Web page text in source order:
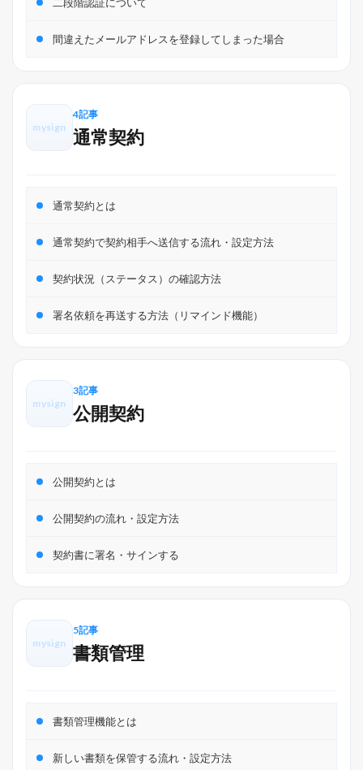
二段階認証について
間違えたメールアドレスを登録してしまった場合
mysign
4記事
通常契約
通常契約とは
通常契約で契約相手へ送信する流れ・設定方法
契約状況（ステータス）の確認方法
署名依頼を再送する方法（リマインド機能）
mysign
3記事
公開契約
公開契約とは
公開契約の流れ・設定方法
契約書に署名・サインする
mysign
5記事
書類管理
書類管理機能とは
新しい書類を保管する流れ・設定方法